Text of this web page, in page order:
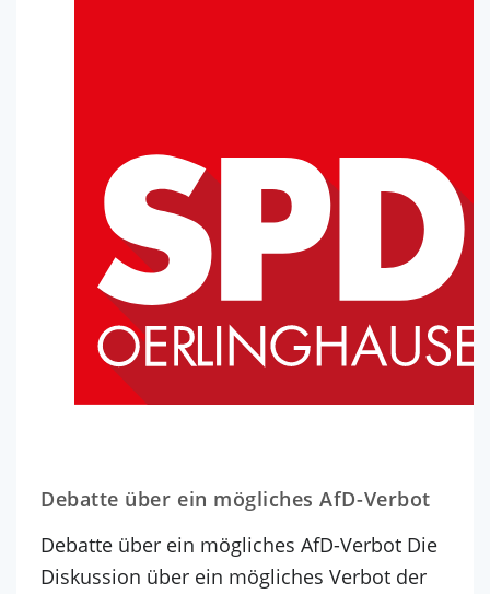
Debatte über ein mögliches AfD-Verbot
Debatte über ein mögliches AfD-Verbot Die
Diskussion über ein mögliches Verbot der